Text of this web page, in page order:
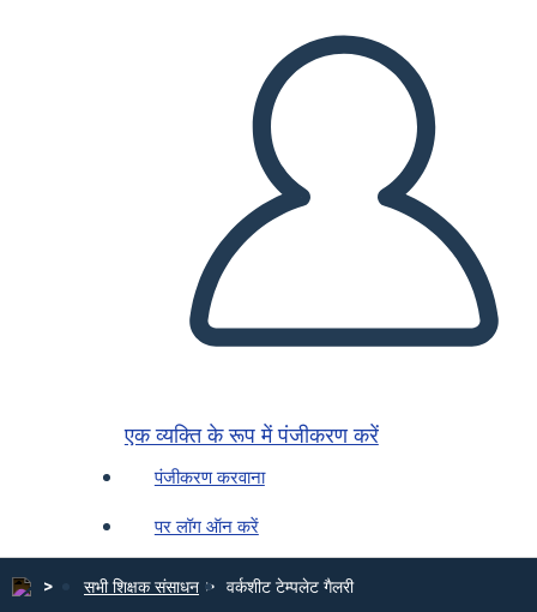
एक व्यक्ति के रूप में पंजीकरण करें
पंजीकरण करवाना
पर लॉग ऑन करें
सभी शिक्षक संसाधन वर्कशीट टेम्पलेट गैलरी